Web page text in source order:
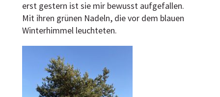
erst gestern ist sie mir bewusst aufgefallen.
Mit ihren grünen Nadeln, die vor dem blauen
Winterhimmel leuchteten.